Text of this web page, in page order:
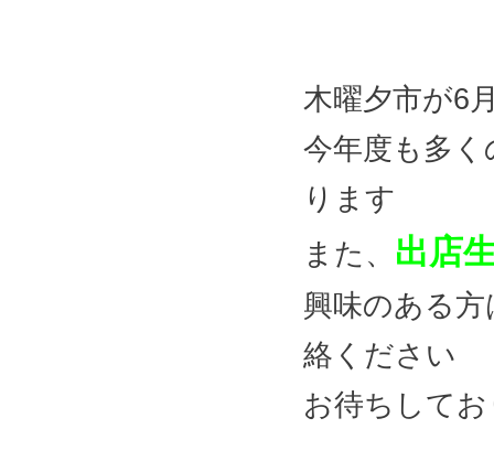
木曜夕市が6
今年度も多
ります
また、 出店
興味のある方
絡ください
お待ちして